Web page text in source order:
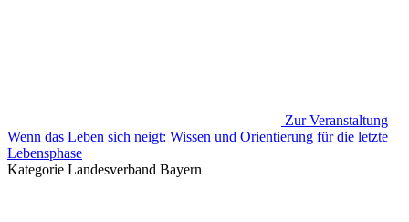
Zur Veranstaltung
Wenn das Leben sich neigt: Wissen und Orientierung für die letzte
Lebensphase
Kategorie Landesverband Bayern